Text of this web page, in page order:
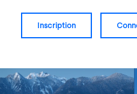
inscription